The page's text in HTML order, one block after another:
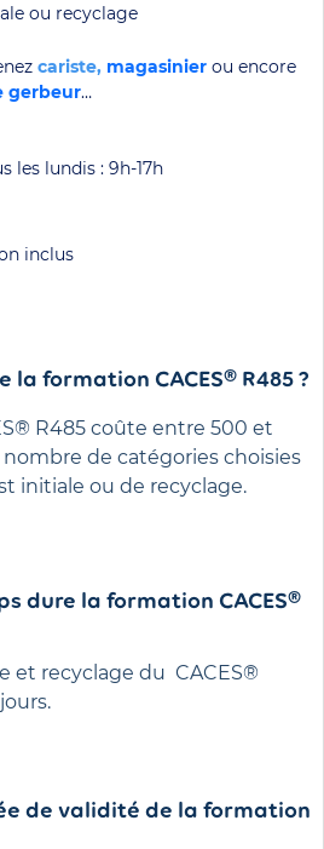
ou recyclage
cariste, magasinier ou encore
gerbeur…
les lundis : 9h-17h
inclus
la formation CACES® R485​ ?
R485 coûte entre 500 et
nombre de catégories choisies
initiale ou de recyclage.
dure la formation CACES®
et recyclage du CACES®
de validité de la formation